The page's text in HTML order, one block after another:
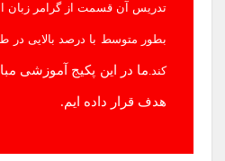
تدریس آن قسمت از گرامر زبان
بطور متوسط با درصد بالایی در
کند.ما در این پکیج آموزشی
هدف قرار داده ایم.